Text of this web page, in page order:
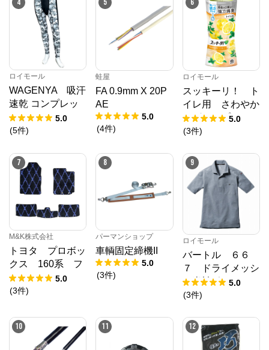
4
ロイモール
WAGENYA 吸汗
速乾 コンプレッ
ション スパッ
ツ 白カモフラ
5.0
(5件)
5
蛙屋
FA 0.9mm X 20P
AE
5.0
(4件)
6
ロイモール
スッキーリ！ ト
イレ用 さわやか
なグレープフルー
ツの香り ４００
5.0
(3件)
7
M&K株式会社
トヨタ プロボッ
クス 160系 フ
ロアマット H2
6/9～ カーマッ
ルス 消臭 エ
クセレントタイプ
5.0
(3件)
8
パーマンショップ
車輌固定締機II
5.0
(3件)
9
ロイモール
バートル ６６
７ ドライメッシ
ュ半袖ポロシャ
ツ バーク ３Ｌ
5.0
(3件)
10 11 12